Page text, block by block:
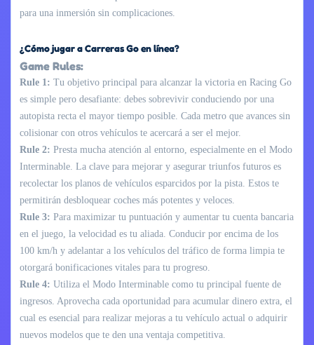
para una inmersión sin complicaciones.
¿Cómo jugar a Carreras Go en línea?
Game Rules:
Rule 1: Tu objetivo principal para alcanzar la victoria en Racing Go
es simple pero desafiante: debes sobrevivir conduciendo por una
autopista recta el mayor tiempo posible. Cada metro que avances sin
colisionar con otros vehículos te acercará a ser el mejor.
Rule 2: Presta mucha atención al entorno, especialmente en el Modo
Interminable. La clave para mejorar y asegurar triunfos futuros es
recolectar los planos de vehículos esparcidos por la pista. Estos te
permitirán desbloquear coches más potentes y veloces.
Rule 3: Para maximizar tu puntuación y aumentar tu cuenta bancaria
en el juego, la velocidad es tu aliada. Conducir por encima de los
100 km/h y adelantar a los vehículos del tráfico de forma limpia te
otorgará bonificaciones vitales para tu progreso.
Rule 4: Utiliza el Modo Interminable como tu principal fuente de
ingresos. Aprovecha cada oportunidad para acumular dinero extra, el
cual es esencial para realizar mejoras a tu vehículo actual o adquirir
nuevos modelos que te den una ventaja competitiva.